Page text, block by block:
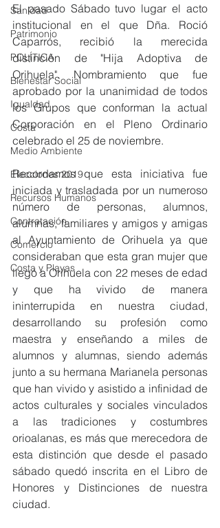
Sanidad
Patrimonio
POLÍTICA
Bienestar Social
Igualdad
Costa
Medio Ambiente
Elecciones 2019
Recursos Humanos
Contratación
Comercio
Costa y Playas
El pasado Sábado tuvo lugar el acto
institucional en el que Dña. Roció
Caparrós, recibió la merecida
distinción de "Hija Adoptiva de
Orihuela". Nombramiento que fue
aprobado por la unanimidad de todos
los Grupos que conforman la actual
Corporación en el Pleno Ordinario
celebrado el 25 de noviembre.
Recordamos que esta iniciativa fue
iniciada y trasladada por un numeroso
número de personas, alumnos,
alumnas, familiares y amigos y amigas
al Ayuntamiento de Orihuela ya que
consideraban que esta gran mujer que
llegó a Orihuela con 22 meses de edad
y que ha vivido de manera
ininterrupida en nuestra ciudad,
desarrollando su profesión como
maestra y enseñando a miles de
alumnos y alumnas, siendo además
junto a su hermana Marianela personas
que han vivido y asistido a infinidad de
actos culturales y sociales vinculados
a las tradiciones y costumbres
orioalanas, es más que merecedora de
esta distinción que desde el pasado
sábado quedó inscrita en el Libro de
Honores y Distinciones de nuestra
ciudad.